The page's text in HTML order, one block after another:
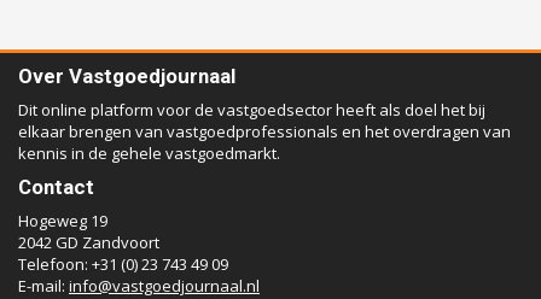
Over Vastgoedjournaal
Dit online platform voor de vastgoedsector heeft als doel het bij
elkaar brengen van vastgoedprofessionals en het overdragen van
kennis in de gehele vastgoedmarkt.
Contact
Hogeweg 19
2042 GD Zandvoort
Telefoon: +31 (0) 23 743 49 09
E-mail: info@vastgoedjournaal.nl